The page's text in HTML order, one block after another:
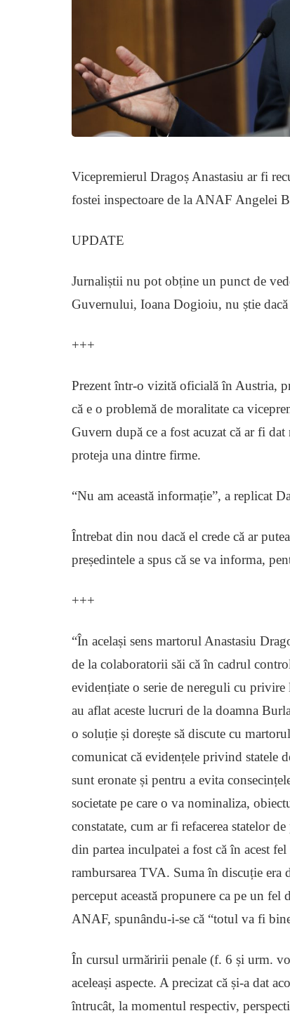
Vicepremierul Dragoș Anastasiu ar fi
fostei inspectoare de la ANAF Angelei
UPDATE
Jurnaliștii nu pot obține un punct de
Guvernului, Ioana Dogioiu, nu știe dacă
+++
Prezent într-o vizită oficială în Austria,
că e o problemă de moralitate ca
Guvern după ce a fost acuzat că ar fi
proteja una dintre firme.
“Nu am această informație”, a replicat
Întrebat din nou dacă el crede că ar
președintele a spus că se va informa,
+++
“În același sens martorul Anastasiu
de la colaboratorii săi că în cadrul
evidențiate o serie de nereguli cu
au aflat aceste lucruri de la doamna
o soluție și dorește să discute cu
comunicat că evidențele privind statele
sunt eronate și pentru a evita
societate pe care o va nominaliza,
constatate, cum ar fi refacerea statelor
din partea inculpatei a fost că în acest
rambursarea TVA. Suma în discuție
perceput această propunere ca pe un
ANAF, spunându-i-se că “totul va fi
În cursul urmăririi penale (f. 6 și urm.
aceleași aspecte. A precizat că și-a dat
întrucât, la momentul respectiv,